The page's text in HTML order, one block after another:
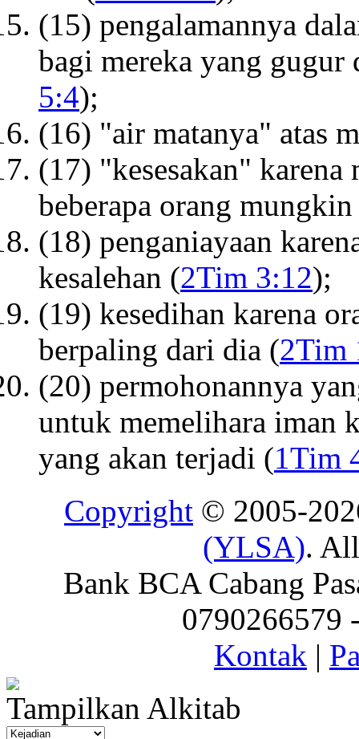
(15) pengalamannya
bagi mereka yang
5:4);
(16) "air matanya" atas
(17) "kesesakan" karena
beberapa orang
(18) penganiayaan
kesalehan (2Tim 3:12);
(19) kesedihan karena
berpaling dari dia (2Tim
(20) permohonannya
untuk memelihara iman
yang akan terjadi (1Tim
Copyright © 2005-
(YLSA).
Bank BCA Cabang
0790266579
Kontak |
Tampilkan Alkitab